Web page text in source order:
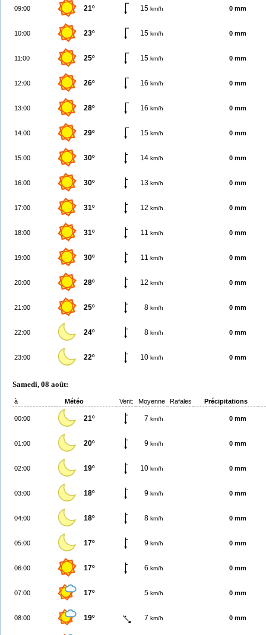
09:00 21º 15 km/h 0 mm
10:00 23º 15 km/h 0 mm
11:00 25º 15 km/h 0 mm
12:00 26º 16 km/h 0 mm
13:00 28º 16 km/h 0 mm
14:00 29º 15 km/h 0 mm
15:00 30º 14 km/h 0 mm
16:00 30º 13 km/h 0 mm
17:00 31º 12 km/h 0 mm
18:00 31º 11 km/h 0 mm
19:00 30º 11 km/h 0 mm
20:00 28º 12 km/h 0 mm
21:00 25º 8 km/h 0 mm
22:00 24º 8 km/h 0 mm
23:00 22º 10 km/h 0 mm
Samedi, 08 août:
à Météo Vent: Moyenne Rafales Précipitations
00:00 21º 7 km/h 0 mm
01:00 20º 9 km/h 0 mm
02:00 19º 10 km/h 0 mm
03:00 18º 9 km/h 0 mm
04:00 18º 8 km/h 0 mm
05:00 17º 9 km/h 0 mm
06:00 17º 6 km/h 0 mm
07:00 17º 5 km/h 0 mm
08:00 19º 7 km/h 0 mm